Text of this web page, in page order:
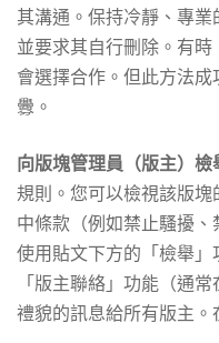
其溝通。保持冷靜、專業
並要求其自行刪除。有
會選擇合作。但此方法
釁。
向版塊管理員（版主）檢
規則。您可以檢視該版
中條款（例如禁止騷擾、
使用貼文下方的「檢舉
「版主聯絡」功能（通
禮貌的訊息給所有版主。